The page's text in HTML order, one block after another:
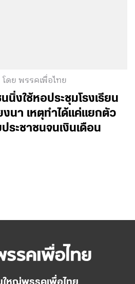
โดย พรรคเพื่อไทย
นิ่งใช้หอประชุมโรงเรียน
นา เหตุทำได้แค่แยกตัว
ระชาชนจนเงินเดือน